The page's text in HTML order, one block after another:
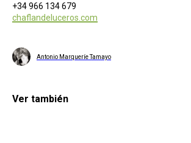
+34 966 134 679
chaflandeluceros.com
Antonio Marqueríe Tamayo
Ver también